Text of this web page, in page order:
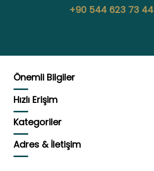
+90 544 623 73 44
Önemli Bilgiler
Hızlı Erişim
Kategoriler
Adres & İletişim